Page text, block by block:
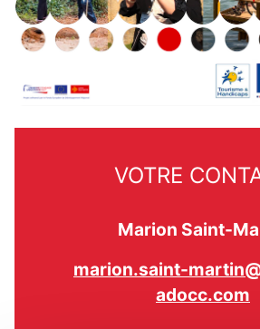
VOTRE
Marion Saint-
marion.saint-
adocc.com